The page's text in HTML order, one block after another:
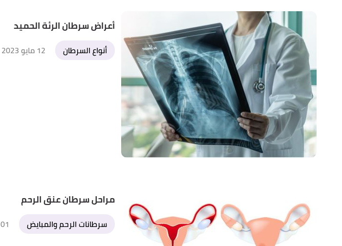
أعراض سرطان الرئة الحميد
أنواع السرطان 12 مايو 2023
مراحل سرطان عنق الرحم
سرطانات الرحم والمبايض 01 مايو 2023